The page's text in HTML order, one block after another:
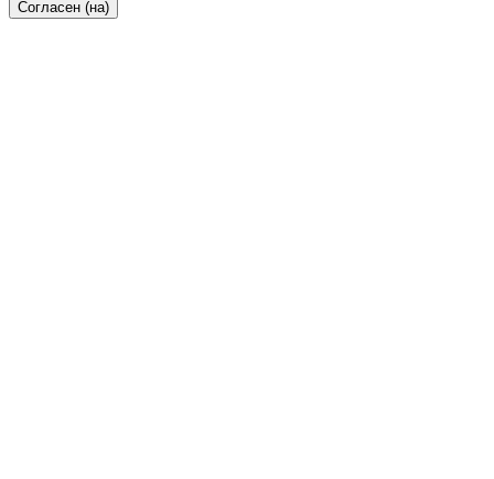
Согласен (на)